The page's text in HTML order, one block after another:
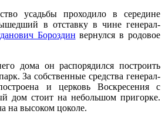
усадьбы проходило в середине
в отставку в чине генерал-
Бороздин вернулся в родовое
дома он распорядился построить
За собственные средства генерал-
и церковь Воскресения с
дом стоит на небольшом пригорке.
на высоком цоколе.